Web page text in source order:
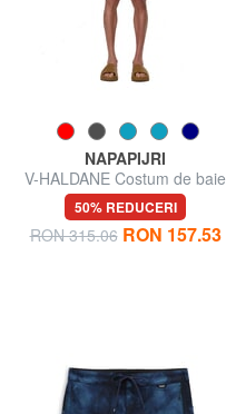
NAPAPIJRI
V-HALDANE Costum de baie
50% REDUCERI
RON 315.06 RON 157.53